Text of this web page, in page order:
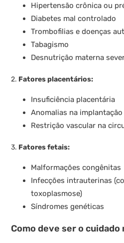
Hipertensão crônica ou
Diabetes mal controlado
Trombofilias e doenças
Tabagismo
Desnutrição materna
2. Fatores placentários:
Insuficiência placentária
Anomalias na
Restrição vascular na
3. Fatores fetais:
Malformações congênitas
Infecções intrauterinas
toxoplasmose)
Síndromes genéticas
Como deve ser o